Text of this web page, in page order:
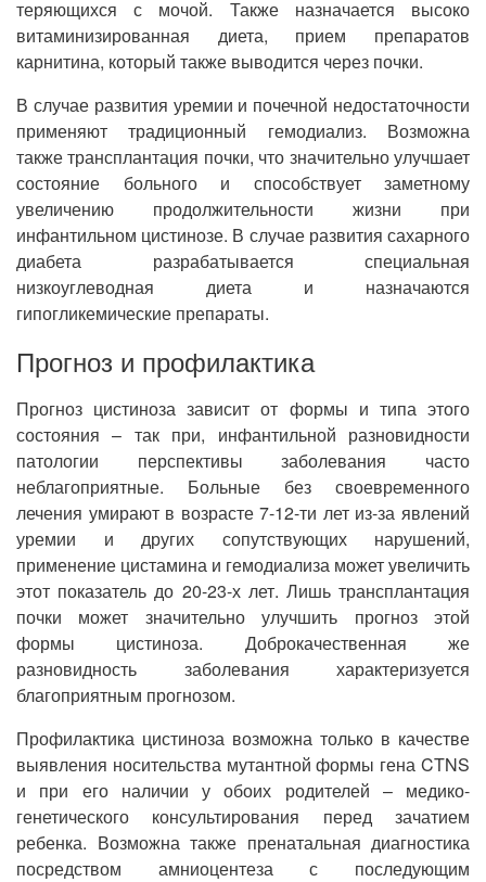
теряющихся с мочой. Также назначается высоко
витаминизированная диета, прием препаратов
карнитина, который также выводится через почки.
В случае развития уремии и почечной недостаточности
применяют традиционный гемодиализ. Возможна
также трансплантация почки, что значительно улучшает
состояние больного и способствует заметному
увеличению продолжительности жизни при
инфантильном цистинозе. В случае развития сахарного
диабета разрабатывается специальная
низкоуглеводная диета и назначаются
гипогликемические препараты.
Прогноз и профилактика
Прогноз цистиноза зависит от формы и типа этого
состояния – так при, инфантильной разновидности
патологии перспективы заболевания часто
неблагоприятные. Больные без своевременного
лечения умирают в возрасте 7-12-ти лет из-за явлений
уремии и других сопутствующих нарушений,
применение цистамина и гемодиализа может увеличить
этот показатель до 20-23-х лет. Лишь трансплантация
почки может значительно улучшить прогноз этой
формы цистиноза. Доброкачественная же
разновидность заболевания характеризуется
благоприятным прогнозом.
Профилактика цистиноза возможна только в качестве
выявления носительства мутантной формы гена CTNS
и при его наличии у обоих родителей – медико-
генетического консультирования перед зачатием
ребенка. Возможна также пренатальная диагностика
посредством амниоцентеза с последующим